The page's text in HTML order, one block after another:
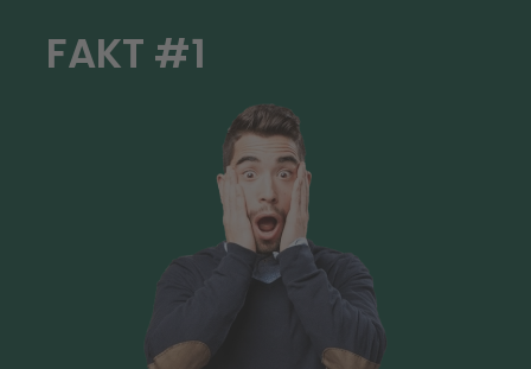
FAKT #1